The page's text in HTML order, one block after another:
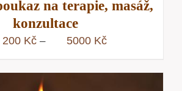
na terapie, masáž,
konzultace
200 Kč – 5000 KčRozpětí
200 Kč